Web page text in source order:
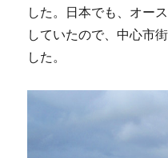
した。日本でも、オー
していたので、中心市
した。